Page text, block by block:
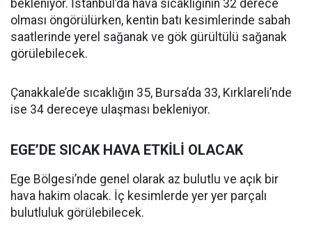
bekleniyor. İstanbul’da hava sıcaklığının 32 derece
olması öngörülürken, kentin batı kesimlerinde sabah
saatlerinde yerel sağanak ve gök gürültülü sağanak
görülebilecek.
Çanakkale’de sıcaklığın 35, Bursa’da 33, Kırklareli’nde
ise 34 dereceye ulaşması bekleniyor.
EGE’DE SICAK HAVA ETKİLİ OLACAK
Ege Bölgesi’nde genel olarak az bulutlu ve açık bir
hava hakim olacak. İç kesimlerde yer yer parçalı
bulutluluk görülebilecek.